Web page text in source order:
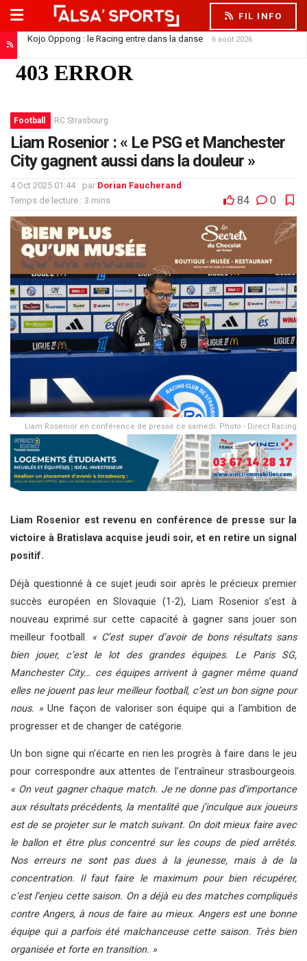
FIL INFO
Saïdou Sow file à Nantes : un départ qui libère la défense
Football RC Strasbourg
Liam Rosenior : « Le PSG et Manchester
City gagnent aussi dans la douleur »
4 Oct 2025 01:44 par Dorian Faucherand
Temps de lecture : 3 mins
84 0
Liam Rosenior en conférence de presse ce samedi. Photo - Direct Racing
Liam Rosenior est revenu en conférence de presse sur la
victoire à Bratislava acquise jeudi soir, et en retire un signal
positif.
Déjà questionné à ce sujet jeudi soir après le précieux premier
succès européen en Slovaquie (1-2), Liam Rosenior s’est à
nouveau exprimé sur cette capacité à gagner sans jouer son
meilleur football. « C’est super d’avoir de bons résultats sans
bien jouer, c’est le lot des grandes équipes. Le Paris SG,
Manchester City… ces équipes arrivent à gagner même quand
elles ne jouent pas leur meilleur football, c’est un bon signe pour
nous. » Une façon de valoriser son équipe qui a l’ambition de
progresser et de changer de catégorie.
Un bon signe qui n’écarte en rien les progrès à faire dans le jeu
pour correspondre aux attentes de l’entraîneur strasbourgeois.
« On veut gagner chaque match. Je ne donne pas d’importance
aux résultats précédents, la mentalité que j’inculque aux joueurs
est de se projeter sur le match suivant. On doit mieux faire avec
le ballon et être plus concentré sur les coups de pied arrêtés.
Nos erreurs ne sont pas dues à la jeunesse, mais à de la
concentration. Il faut faire le maximum pour bien récupérer,
c’est l’enjeu cette saison. On a déjà eu des matches compliqués
contre Angers, à nous de faire au mieux. Angers est une bonne
équipe qui a parfois été malchanceuse cette saison. Très bien
organisée et forte en transition. »